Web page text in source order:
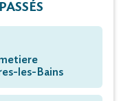
les-Bains